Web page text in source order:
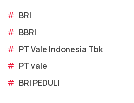
# BRI
# BBRI
# PT Vale Indonesia Tbk
# PT vale
# BRI PEDULI